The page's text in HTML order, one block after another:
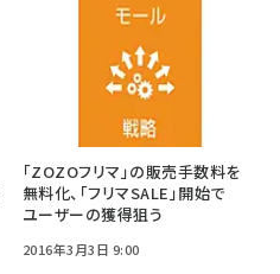
「ZOZOフリマ」の販売手数料を
無料化、「フリマSALE」開始で
ユーザーの獲得狙う
2016年3月3日 9:00